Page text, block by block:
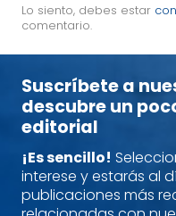
Lo siento, debes estar
comentario.
Suscríbete a
descubre un
editorial
¡Es sencillo!
interese y estarás al
publicaciones más